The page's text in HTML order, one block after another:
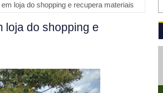
loja do shopping e recupera materiais
loja do shopping e